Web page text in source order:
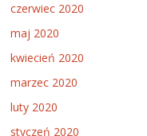
czerwiec 2020
maj 2020
kwiecień 2020
marzec 2020
luty 2020
styczeń 2020